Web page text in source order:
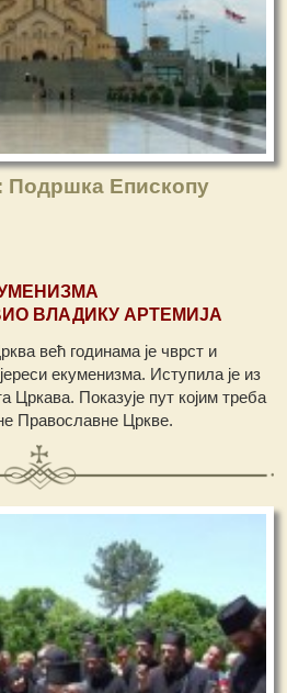
Подршка Епископу
ВЛАДИКУ АРТЕМИЈА
већ годинама је чврст и
екуменизма. Иступила је из
Цркава. Показује пут којим треба
Православне Цркве.